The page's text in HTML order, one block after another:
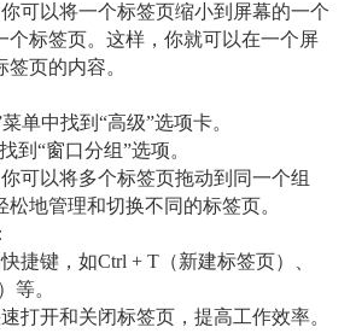
可以将一个标签页缩小到屏幕的一个
个标签页。这样，你就可以在一个屏
页的内容。
单中找到“高级”选项卡。
到“窗口分组”选项。
可以将多个标签页拖动到同一个组
地管理和切换不同的标签页。
捷键，如Ctrl + T（新建标签页）、
等。
打开和关闭标签页，提高工作效率。